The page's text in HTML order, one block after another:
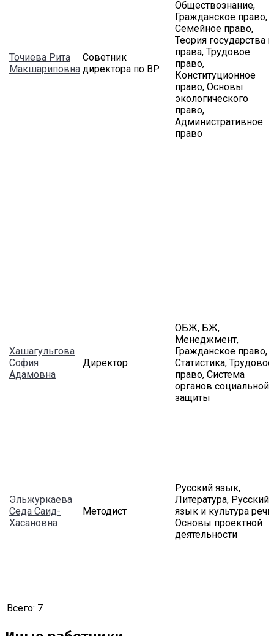
Точиева Рита
Макшариповна
Советник
директора по ВР
Обществознание,
Гражданское право,
Семейное право,
Теория государства и
права, Трудовое
право,
Конституционное
право, Основы
экологического
право,
Административное
право
Хашагульгова
София
Адамовна
Директор
ОБЖ, БЖ,
Менеджмент,
Гражданское право,
Статистика, Трудовое
право, Система
органов социальной
защиты
Эльжуркаева
Седа Саид-
Хасановна
Методист
Русский язык,
Литература, Русский
язык и культура речи,
Основы проектной
деятельности
Всего: 7